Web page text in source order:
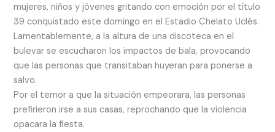
mujeres, niños y jóvenes gritando con emoción por el título
39 conquistado este domingo en el Estadio Chelato Uclés.
Lamentablemente, a la altura de una discoteca en el
bulevar se escucharon los impactos de bala, provocando
que las personas que transitaban huyeran para ponerse a
salvo.
Por el temor a que la situación empeorara, las personas
prefirieron irse a sus casas, reprochando que la violencia
opacara la fiesta.